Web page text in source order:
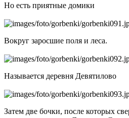
Но есть приятные домики
Вокруг заросшие поля и леса.
Называется деревня Девятилово
Затем две бочки, после которых